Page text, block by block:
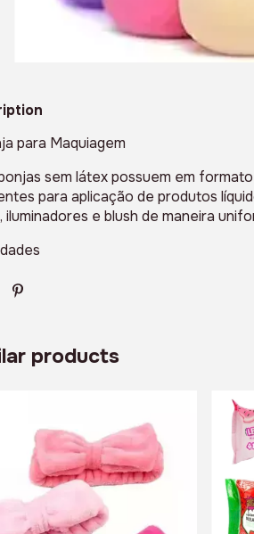
para Maquiagem
sem látex possuem em
para aplicação de produtos
iluminadores e blush de maneira
products